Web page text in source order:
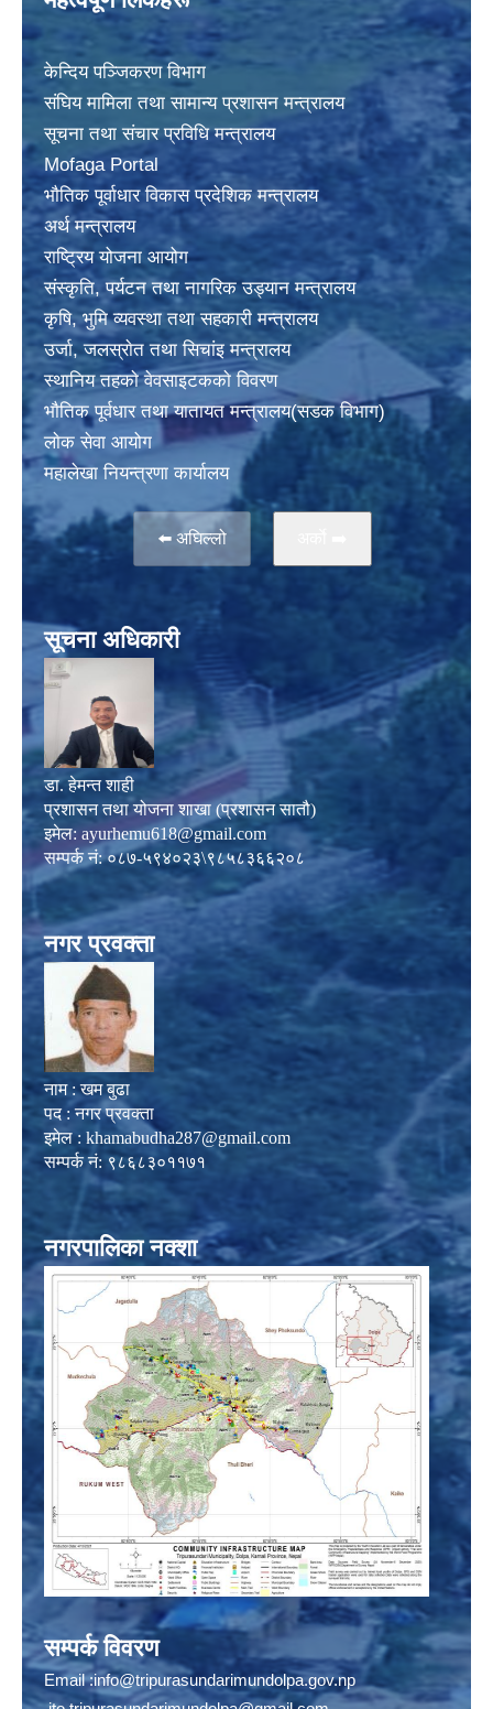
केन्दिय पञ्जिकरण विभाग
संघिय मामिला तथा सामान्य प्रशासन मन्त्रालय
सूचना तथा संचार प्रविधि मन्त्रालय
Mofaga Portal
भाैतिक पूर्वाधार विकास प्रदेशिक मन्त्रालय
अर्थ मन्त्रालय
राष्ट्रिय योजना आयोग
संस्कृति, पर्यटन तथा नागरिक उड्यान मन्त्रालय
कृषि, भुमि व्यवस्था तथा सहकारी मन्त्रालय
उर्जा, जलस्राेत तथा सिचांइ मन्त्रालय
स्थानिय तहकाे वेवसाइटककाे विवरण
भाैतिक पूर्वधार तथा यातायत मन्त्रालय(सडक विभाग)
लाेक सेवा आयोग
महालेखा नियन्त्रणा कार्यालय
⬅️ अघिल्लो
सूचना अधिकारी
डा. हेमन्त शाही
प्रशासन तथा योजना शाखा (प्रशासन सातौ)
इमेल: ayurhemu618@gmail.com
सम्पर्क नं: ०८७-५९४०२३\९८५८३६६२०८
नगर प्रवक्ता
नाम : खम बुढा
पद : नगर प्रवक्ता
इमेल : khamabudha287@gmail.com
सम्पर्क नं: ९८६८३०११७१
नगरपालिका नक्शा
सम्पर्क विवरण
Email :info@tripurasundarimundolpa.gov.np